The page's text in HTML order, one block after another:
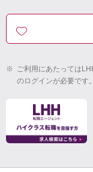
※ ご利用にあたっては
のログインが必要です。